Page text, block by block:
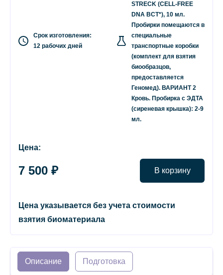
Срок изготовления:
12 рабочих дней
STRECK (CELL-FREE
DNA BCT*), 10 мл.
Пробирки помещаются в
специальные
транспортные коробки
(комплект для взятия
биообразцов,
предоставляется
Геномед). ВАРИАНТ 2
Кровь. Пробирка с ЭДТА
(сиреневая крышка): 2-9
мл.
Цена:
7 500 ₽ В корзину
Цена указывается без учета стоимости
взятия биоматериала
Описание Подготовка